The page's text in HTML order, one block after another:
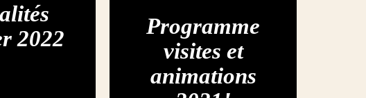
2022
Programme
visites et
animations